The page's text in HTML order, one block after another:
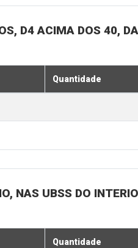
D4 ACIMA DOS 40,
Quantidade
NAS UBSS DO
Quantidade